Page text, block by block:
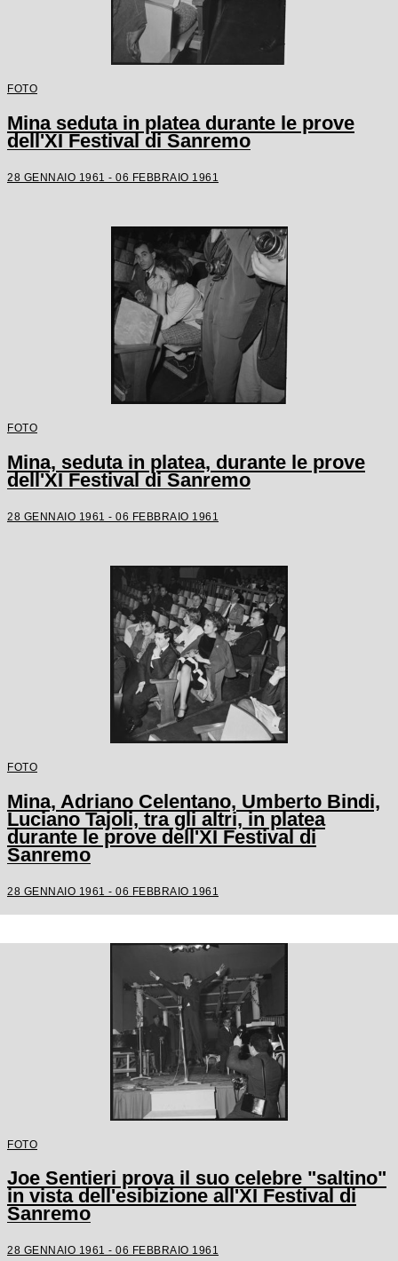
FOTO
Mina seduta in platea durante le prove
dell'XI Festival di Sanremo
28 GENNAIO 1961 - 06 FEBBRAIO 1961
FOTO
Mina, seduta in platea, durante le prove
dell'XI Festival di Sanremo
28 GENNAIO 1961 - 06 FEBBRAIO 1961
FOTO
Mina, Adriano Celentano, Umberto Bindi,
Luciano Tajoli, tra gli altri, in platea
durante le prove dell'XI Festival di
Sanremo
28 GENNAIO 1961 - 06 FEBBRAIO 1961
FOTO
Joe Sentieri prova il suo celebre "saltino"
in vista dell'esibizione all'XI Festival di
Sanremo
28 GENNAIO 1961 - 06 FEBBRAIO 1961